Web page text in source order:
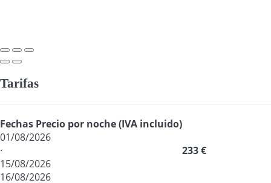
Tarifas
Fechas Precio por noche (IVA incluido)
01/08/2026
·
15/08/2026
233 €
16/08/2026